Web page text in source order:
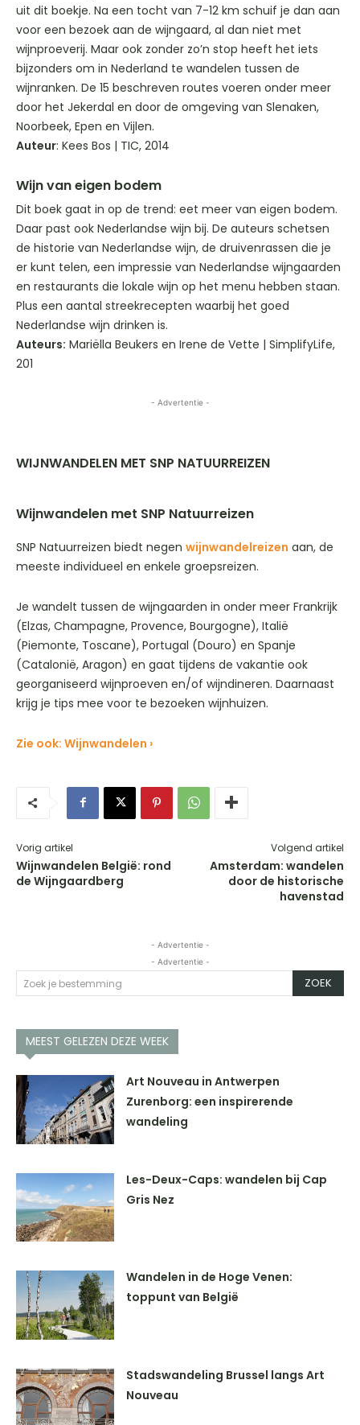
uit dit boekje. Na een tocht van 7-12 km schuif je dan aan
voor een bezoek aan de wijngaard, al dan niet met
wijnproeverij. Maar ook zonder zo’n stop heeft het iets
bijzonders om in Nederland te wandelen tussen de
wijnranken. De 15 beschreven routes voeren onder meer
door het Jekerdal en door de omgeving van Slenaken,
Noorbeek, Epen en Vijlen.
Auteur: Kees Bos | TIC, 2014
Wijn van eigen bodem
Dit boek gaat in op de trend: eet meer van eigen bodem.
Daar past ook Nederlandse wijn bij. De auteurs schetsen
de historie van Nederlandse wijn, de druivenrassen die je
er kunt telen, een impressie van Nederlandse wijngaarden
en restaurants die lokale wijn op het menu hebben staan.
Plus een aantal streekrecepten waarbij het goed
Nederlandse wijn drinken is.
Auteurs: Mariëlla Beukers en Irene de Vette | SimplifyLife,
201
- Advertentie -
WIJNWANDELEN MET SNP NATUURREIZEN
Wijnwandelen met SNP Natuurreizen
SNP Natuurreizen biedt negen wijnwandelreizen aan, de
meeste individueel en enkele groepsreizen.
Je wandelt tussen de wijngaarden in onder meer Frankrijk
(Elzas, Champagne, Provence, Bourgogne), Italië
(Piemonte, Toscane), Portugal (Douro) en Spanje
(Catalonië, Aragon) en gaat tijdens de vakantie ook
georganiseerd wijnproeven en/of wijndineren. Daarnaast
krijg je tips mee voor te bezoeken wijnhuizen.
Zie ook: Wijnwandelen ›
Vorig artikel
Wijnwandelen België: rond
de Wijngaardberg
Volgend artikel
Amsterdam: wandelen
door de historische
havenstad
- Advertentie -
- Advertentie -
Zoek je bestemming ZOEK
MEEST GELEZEN DEZE WEEK
Art Nouveau in Antwerpen
Zurenborg: een inspirerende
wandeling
Les-Deux-Caps: wandelen bij Cap
Gris Nez
Wandelen in de Hoge Venen:
toppunt van België
Stadswandeling Brussel langs Art
Nouveau